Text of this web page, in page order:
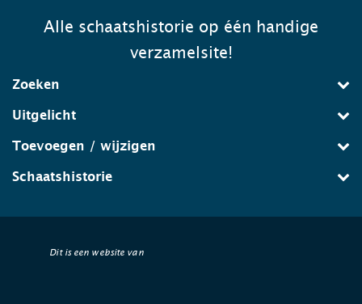
Alle schaatshistorie op één handige
verzamelsite!
Zoeken
Uitgelicht
Toevoegen / wijzigen
Schaatshistorie
Dit is een website van